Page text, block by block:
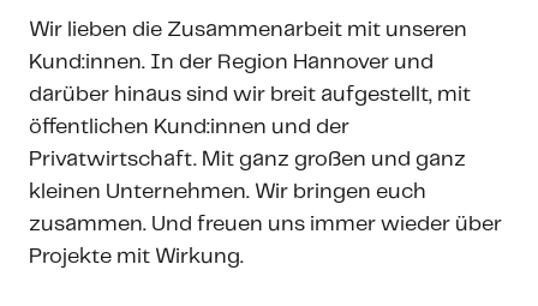
Wir lieben die Zusammenarbeit mit unseren
Kund:innen. In der Region Hannover und
darüber hinaus sind wir breit aufgestellt, mit
öffentlichen Kund:innen und der
Privatwirtschaft. Mit ganz großen und ganz
kleinen Unternehmen. Wir bringen euch
zusammen. Und freuen uns immer wieder über
Projekte mit Wirkung.